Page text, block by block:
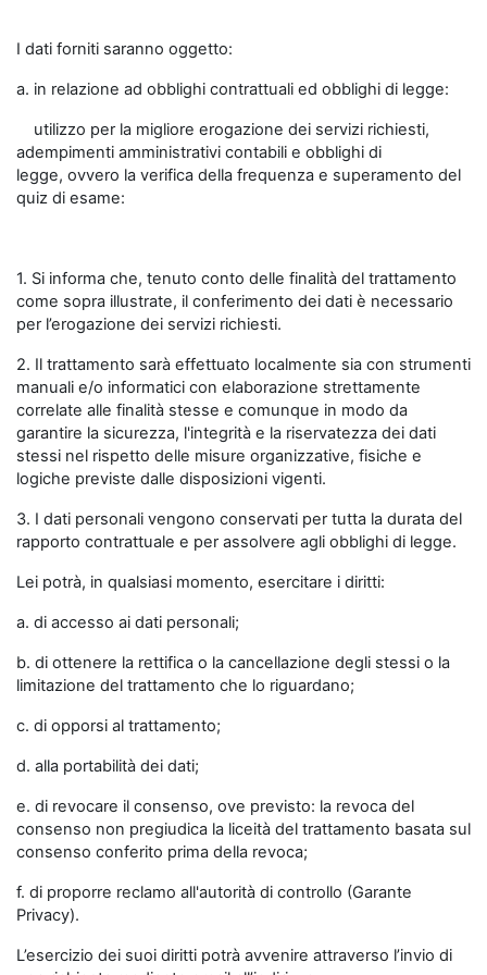
I dati forniti saranno oggetto:
a. in relazione ad obblighi contrattuali ed obblighi di legge:
utilizzo per la migliore erogazione dei servizi richiesti,
adempimenti amministrativi contabili e obblighi di
legge, ovvero la verifica della frequenza e superamento del
quiz di esame:
1. Si informa che, tenuto conto delle finalità del trattamento
come sopra illustrate, il conferimento dei dati è necessario
per l’erogazione dei servizi richiesti.
2. Il trattamento sarà effettuato localmente sia con strumenti
manuali e/o informatici con elaborazione strettamente
correlate alle finalità stesse e comunque in modo da
garantire la sicurezza, l'integrità e la riservatezza dei dati
stessi nel rispetto delle misure organizzative, fisiche e
logiche previste dalle disposizioni vigenti.
3. I dati personali vengono conservati per tutta la durata del
rapporto contrattuale e per assolvere agli obblighi di legge.
Lei potrà, in qualsiasi momento, esercitare i diritti:
a. di accesso ai dati personali;
b. di ottenere la rettifica o la cancellazione degli stessi o la
limitazione del trattamento che lo riguardano;
c. di opporsi al trattamento;
d. alla portabilità dei dati;
e. di revocare il consenso, ove previsto: la revoca del
consenso non pregiudica la liceità del trattamento basata sul
consenso conferito prima della revoca;
f. di proporre reclamo all'autorità di controllo (Garante
Privacy).
L’esercizio dei suoi diritti potrà avvenire attraverso l’invio di